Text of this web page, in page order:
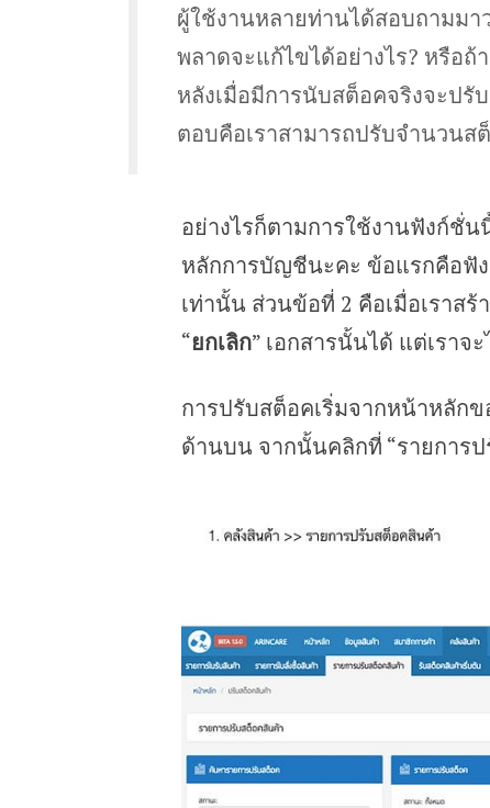
ผู้ใช้งานหลายท่านได้สอบถามม
พลาดจะแก้ไขได้อย่างไร? หรือถ้
หลังเมื่อมีการนับสต็อคจริงจะปรั
ตอบคือเราสามารถปรับจำนวนส
อย่างไรก็ตามการใช้งานฟังก์ชั่
หลักการบัญชีนะคะ ข้อแรกคือฟั
เท่านั้น ส่วนข้อที่ 2 คือเมื่อเราส
“ยกเลิก” เอกสารนั้นได้ แต่เราจ
การปรับสต็อคเริ่มจากหน้าหลักข
ด้านบน จากนั้นคลิกที่ “รายการ